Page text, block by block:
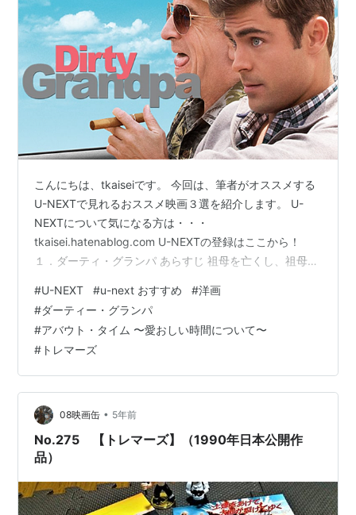
こんにちは、tkaiseiです。 今回は、筆者がオススメする
U-NEXTで見れるおススメ映画３選を紹介します。 U-
NEXTについて気になる方は・・・
tkaisei.hatenablog.com U-NEXTの登録はここから！
１．ダーティ・グランパ あらすじ 祖母を亡くし、祖母と
イソン。ジェイソンは１週間後に結婚式が控えているの
だが、ディックは久しぶりの独身生活に羽目を外しす
ぎ・・・・・ ザック・エフロン演じる弁護士のジェイソ
ン、ロバート・デ・ニーロ演じるディックが起こす少し
過激で笑える、家族を見つめなおす旅がとてもおもしろ
い！！ 作者はセ…
#U-NEXT #u-next おすすめ #洋画
#ダーティー・グランパ
#アバウト・タイム 〜愛おしい時間について〜
# トレマーズ
08映画缶 • 5年前
No.275 【トレマーズ】（1990年日本公開作
品）